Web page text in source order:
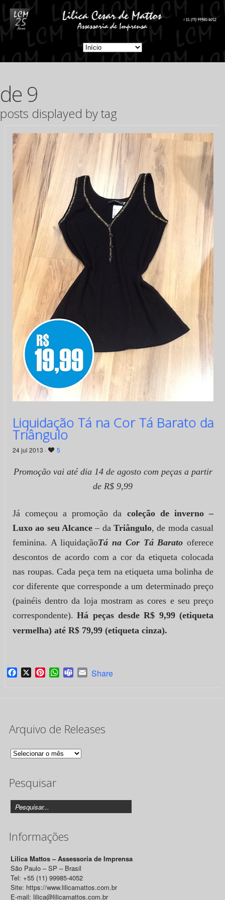
de 9
posts displayed by tag
Liquidação Tá na Cor Tá Barato da
Triângulo
24 jul 2013 · 5
Promoção vai até dia 14 de agosto com peças a partir
de R$ 9,99
Já começou a promoção da coleção de inverno –
Luxo ao seu Alcance– daTriângulo, de moda casual
feminina. A liquidaçãoTá na Cor Tá Barato oferece
descontos de acordo com a cor da etiqueta colocada
nas roupas. Cada peça tem na etiqueta uma bolinha de
cor diferente que corresponde a um determinado preço
(painéis dentro da loja mostram as cores e seu preço
correspondente). Há peças desde R$ 9,99 (etiqueta
vermelha) até R$ 79,99 (etiqueta cinza).
Facebook
X PinterestWhatsApp
TeamsEmail
Share
Arquivo de Releases
Arquivo
Releases
Pesquisar
Informações
Lilica Mattos – Assessoria de Imprensa
São Paulo – SP – Brasil
Tel: +55 (11) 99985-4052
Site: https://www.lilicamattos.com.br
E-mail: lilica@lilicamattos.com.br